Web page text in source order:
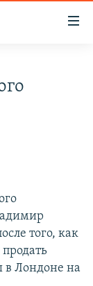
того, как
в Лондоне на